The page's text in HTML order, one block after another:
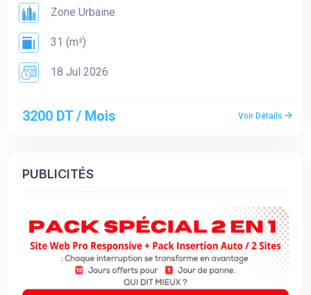
Zone Urbaine
31 (m²)
18 Jul 2026
3200 DT / Mois Voir Détails
PUBLICITÉS